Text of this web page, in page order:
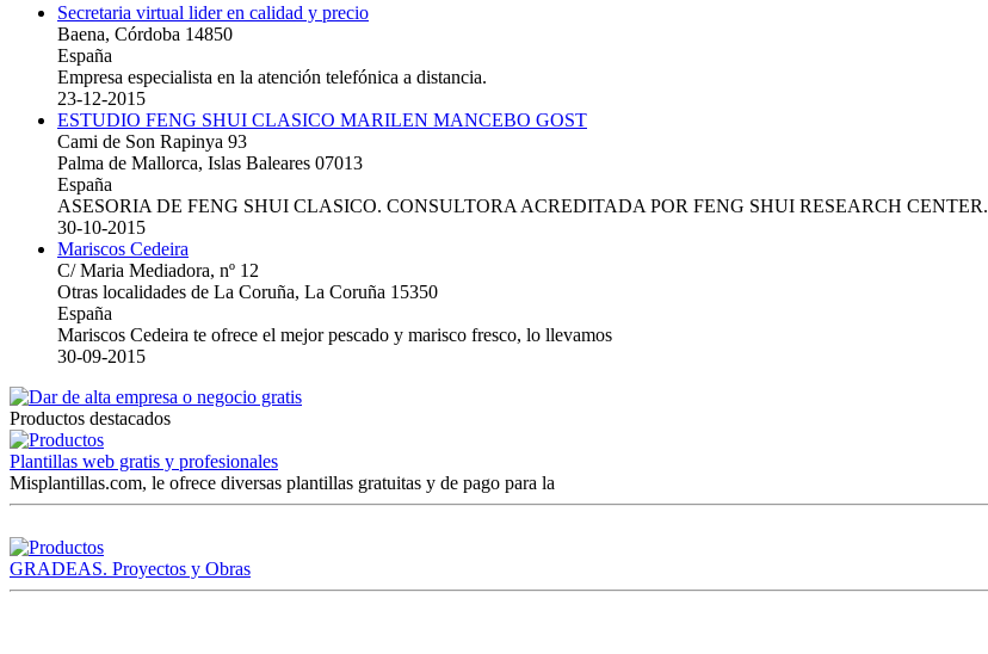
Secretaria virtual lider en calidad y precio
Baena, Córdoba 14850
España
Empresa especialista en la atención telefónica a distancia.
23-12-2015
ESTUDIO FENG SHUI CLASICO MARILEN MANCEBO GOST
Cami de Son Rapinya 93
Palma de Mallorca, Islas Baleares 07013
España
ASESORIA DE FENG SHUI CLASICO. CONSULTORA ACREDITADA POR FENG SHUI RESEARCH CENTER.
30-10-2015
Mariscos Cedeira
C/ Maria Mediadora, nº 12
Otras localidades de La Coruña, La Coruña 15350
España
Mariscos Cedeira te ofrece el mejor pescado y marisco fresco, lo llevamos
30-09-2015
Productos destacados
Plantillas web gratis y profesionales
Misplantillas.com, le ofrece diversas plantillas gratuitas y de pago para la
GRADEAS. Proyectos y Obras